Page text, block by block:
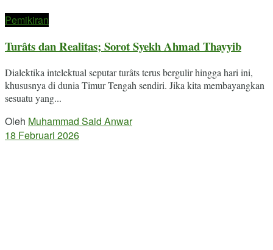
Pemikiran
Turâts dan Realitas; Sorot Syekh Ahmad Thayyib
Dialektika intelektual seputar turâts terus bergulir hingga hari ini,
khususnya di dunia Timur Tengah sendiri. Jika kita membayangkan
sesuatu yang...
Oleh Muhammad Said Anwar
18 Februari 2026